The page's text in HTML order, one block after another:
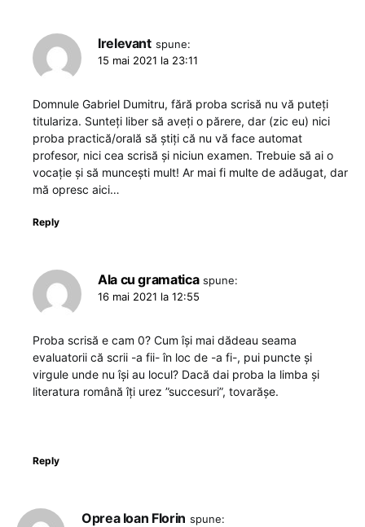
Irelevant spune:
15 mai 2021 la 23:11
Domnule Gabriel Dumitru, fără proba scrisă nu vă puteți
titulariza. Sunteți liber să aveți o părere, dar (zic eu) nici
proba practică/orală să știți că nu vă face automat
profesor, nici cea scrisă și niciun examen. Trebuie să ai o
vocație și să muncești mult! Ar mai fi multe de adăugat, dar
mă opresc aici…
Reply
Ala cu gramatica spune:
16 mai 2021 la 12:55
Proba scrisă e cam 0? Cum își mai dădeau seama
evaluatorii că scrii -a fii- în loc de -a fi-, pui puncte și
virgule unde nu își au locul? Dacă dai proba la limba și
literatura română îți urez ”succesuri”, tovarășe.
Reply
Oprea Ioan Florin spune: